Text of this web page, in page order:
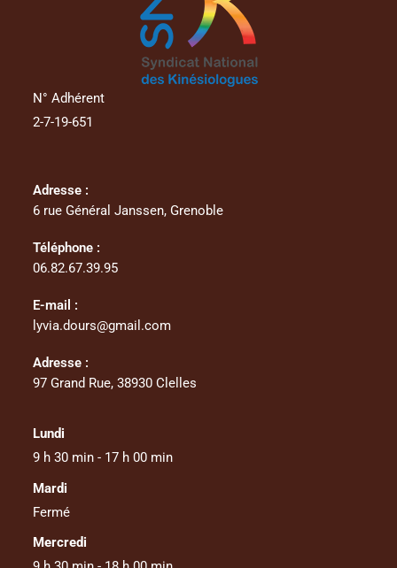
N° Adhérent
2-7-19-651
Adresse :
6 rue Général Janssen, Grenoble
Téléphone :
06.82.67.39.95
E-mail :
lyvia.dours@gmail.com
Adresse :
97 Grand Rue, 38930 Clelles
Lundi
9 h 30 min - 17 h 00 min
Mardi
Fermé
Mercredi